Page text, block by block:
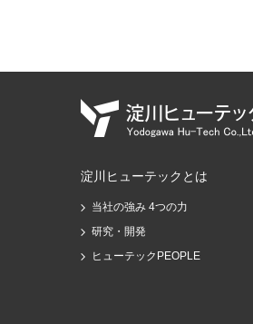
淀川ヒューテックとは
当社の強み 4つの力
研究・開発
ヒューテックPEOPLE